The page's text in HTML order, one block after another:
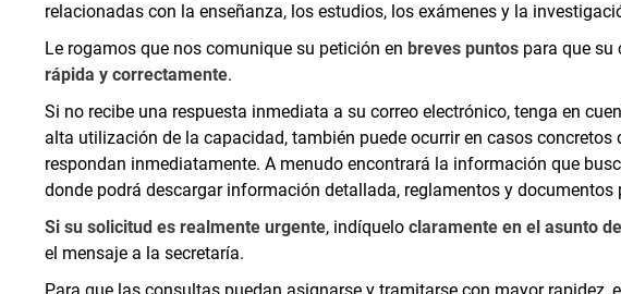
relacionadas con la enseñanza, los estudios, los exámenes y la
Le rogamos que nos comunique su petición en breves puntos para que su
rápida y correctamente.
Si no recibe una respuesta inmediata a su correo electrónico, tenga en
alta utilización de la capacidad, también puede ocurrir en casos concretos
respondan inmediatamente. A menudo encontrará la información que
donde podrá descargar información detallada, reglamentos y documentos
Si su solicitud es realmente urgente, indíqueloclaramente en el asunto
el mensaje a la secretaría.